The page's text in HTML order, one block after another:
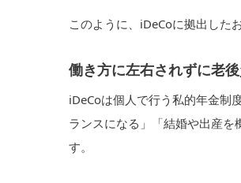
このように、iDeCoに拠出した
働き方に左右されずに老
iDeCoは個人で行う私的年金制
ランスになる」「結婚や出産
す。